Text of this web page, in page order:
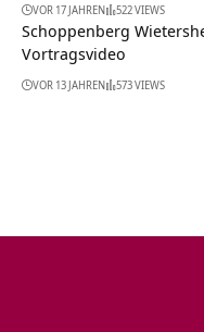
VOR 17 JAHREN 522 VIEWS
Schoppenberg
Vortragsvideo
VOR 13 JAHREN 573 VIEWS